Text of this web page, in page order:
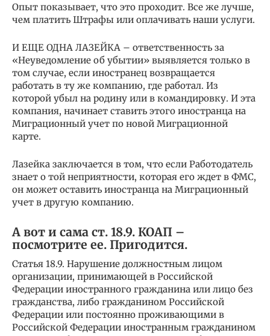
Опыт показывает, что это проходит. Все же лучше,
чем платить Штрафы или оплачивать наши услуги.
И ЕЩЕ ОДНА ЛАЗЕЙКА – ответственность за
«Неуведомление об убытии» выявляется только в
том случае, если иностранец возвращается
работать в ту же компанию, где работал. Из
которой убыл на родину или в командировку. И эта
компания, начинает ставить этого иностранца на
Миграционный учет по новой Миграционной
карте.
Лазейка заключается в том, что если Работодатель
знает о той неприятности, которая его ждет в ФМС,
он может оставить иностранца на Миграционный
учет в другую компанию.
А вот и сама ст. 18.9. КОАП –
посмотрите ее. Пригодится.
Статья 18.9. Нарушение должностным лицом
организации, принимающей в Российской
Федерации иностранного гражданина или лицо без
гражданства, либо гражданином Российской
Федерации или постоянно проживающими в
Российской Федерации иностранным гражданином